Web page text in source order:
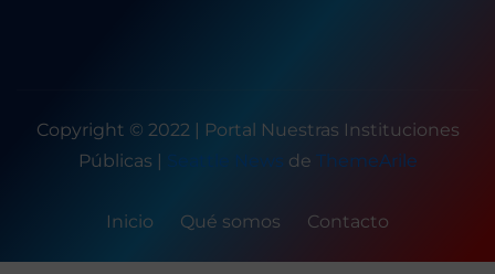
Copyright © 2022 | Portal Nuestras Instituciones
Públicas | Seattle News de ThemeArile
Inicio Qué somos Contacto